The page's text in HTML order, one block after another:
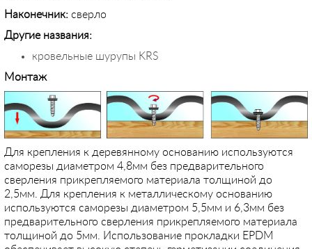
Наконечник: сверло
Другие названия:
кровельные шурупы KRS
Монтаж
Для крепления к деревянному основанию используются
саморезы диаметром 4,8мм без предварительного
сверления прикрепляемого материала толщиной до
2,5мм. Для крепления к металлическому основанию
используются саморезы диаметром 5,5мм и 6,3мм без
предварительного сверления прикрепляемого материала
толщиной до 5мм. Использование прокладки EPDM